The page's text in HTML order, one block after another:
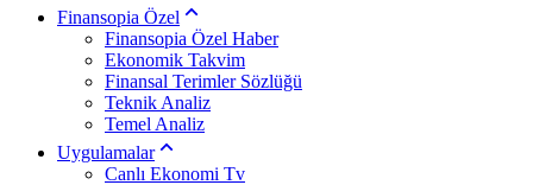
Finansopia Özel
Finansopia Özel Haber
Ekonomik Takvim
Finansal Terimler Sözlüğü
Teknik Analiz
Temel Analiz
Uygulamalar
Canlı Ekonomi Tv